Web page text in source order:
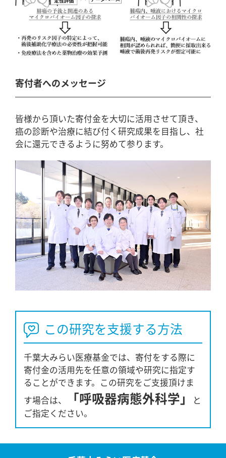
寄付者へのメッセージ
皆様から頂いた寄付金を大切に活用させて頂き、
癌の診断や治療に結び付く研究成果を目指し、社
会に還元できるように努めて参ります。
この研究を支援する方法
千葉大みらい医療基金では、寄付をする際に
寄付金の活用先を任意の領域や研究に指定す
ることができます。この研究をご支援頂けま
す場合は、
「呼吸器病態外科学」
と
ご指定ください。